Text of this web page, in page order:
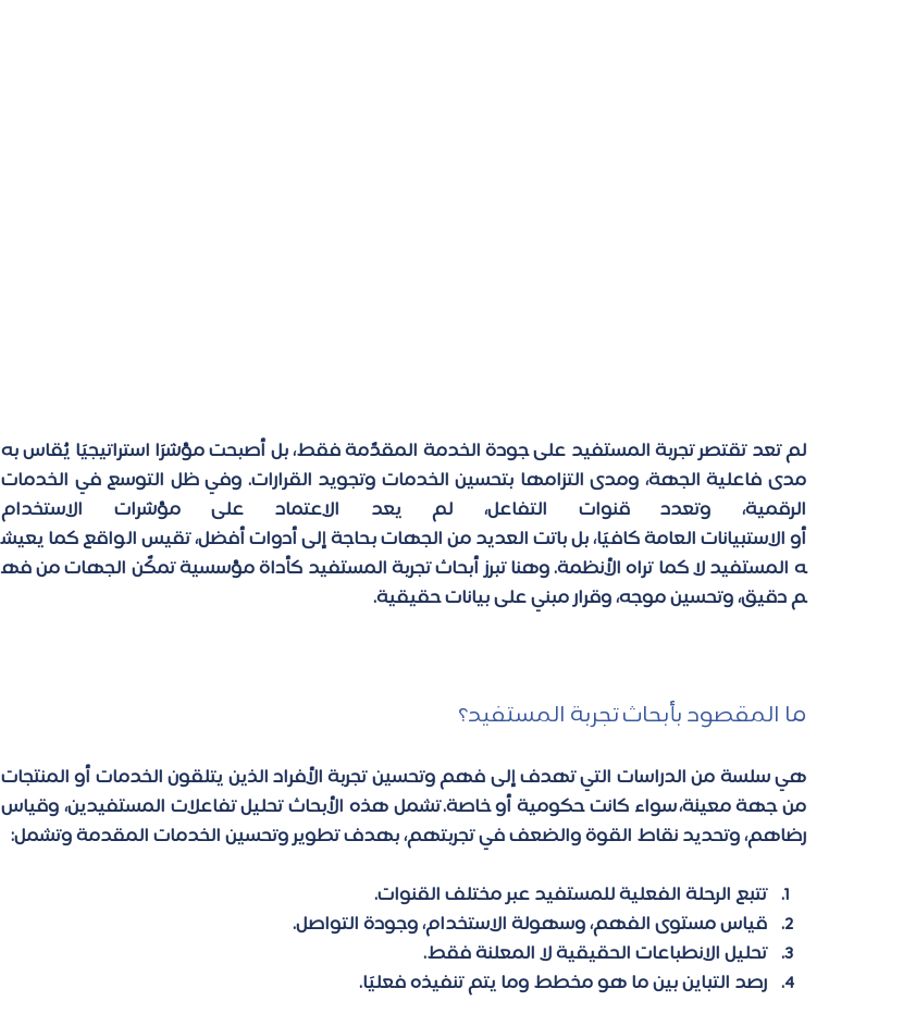
أو الاستبيانات العامة كافيًا، بل باتت العديد من الجهات بحاجة إلى أدوات أفضل، تقيس الواقع كما يعيش
ه المستفيد لا كما تراه الأنظمة. وهنا تبرز أبحاث تجربة المستفيد كأداة مؤسسية تمكّن الجهات من فه
م دقيق، وتحسين موجه، وقرار مبني على بيانات حقيقية.
ما المقصود بأبحاث تجربة المستفيد؟
رضاهم، وتحديد نقاط القوة والضعف في تجربتهم، بهدف تطوير وتحسين الخدمات المقدمة وتشمل:
تتبع الرحلة الفعلية للمستفيد عبر مختلف القنوات.
قياس مستوى الفهم، وسهولة الاستخدام، وجودة التواصل.
تحليل الانطباعات الحقيقية لا المعلنة فقط.
رصد التباين بين ما هو مخطط وما يتم تنفيذه فعليًا.